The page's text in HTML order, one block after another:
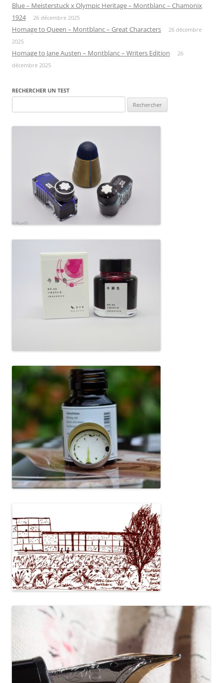
Blue – Meisterstuck x Olympic Heritage – Montblanc – Chamonix
1924
26 décembre 2025
Homage to Queen – Montblanc – Great Characters
26 décembre
2025
Homage to Jane Austen – Montblanc – Writers Edition
26
décembre 2025
RECHERCHER UN TEST